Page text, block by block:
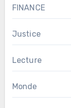
FINANCE
Justice
Lecture
Monde